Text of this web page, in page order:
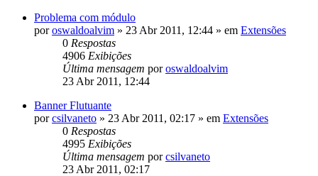
Problema com módulo
poroswaldoalvim » 23 Abr 2011, 12:44 » em Extensões
0 Respostas
4906 Exibições
Última mensagem poroswaldoalvim
23 Abr 2011, 12:44
Banner Flutuante
porcsilvaneto » 23 Abr 2011, 02:17 » em Extensões
0 Respostas
4995 Exibições
Última mensagem porcsilvaneto
23 Abr 2011, 02:17